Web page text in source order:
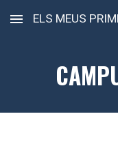
Skip to main content
ELS MEUS